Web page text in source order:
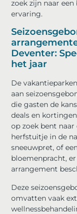
zoek zijn naar
ervaring.
Deventer:
het jaar
De
aan
die gasten de
deals en
op zoek bent
herfstuitje in de
sneeuwpret, of
bloemenpracht,
arrangement
Deze
omvatten vaak